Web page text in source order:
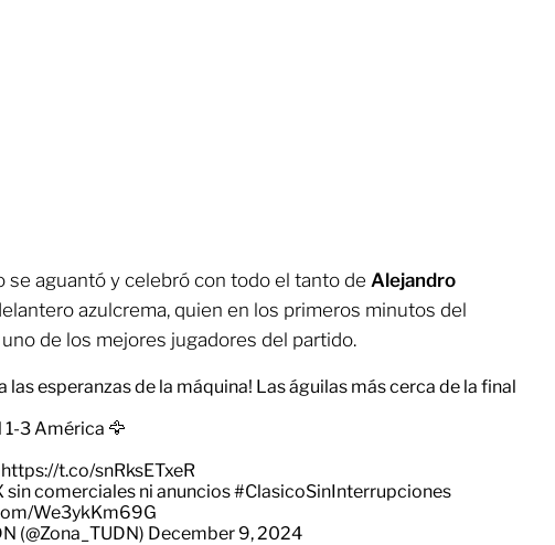
se aguantó y celebró con todo el tanto de Alejandro
azulcrema, quien en los primeros minutos del
de los mejores jugadores del partido.
las esperanzas de la máquina! Las águilas más cerca de la final
1-3 América 🦅
https://t.co/snRksETxeR
sin comerciales ni anuncios#ClasicoSinInterrupciones
We3ykKm69G
(@Zona_TUDN) December 9, 2024